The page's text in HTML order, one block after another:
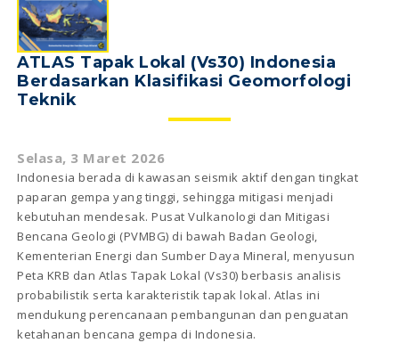
ATLAS Tapak Lokal (Vs30) Indonesia
Berdasarkan Klasifikasi Geomorfologi
Teknik
Selasa, 3 Maret 2026
Indonesia berada di kawasan seismik aktif dengan tingkat
paparan gempa yang tinggi, sehingga mitigasi menjadi
kebutuhan mendesak. Pusat Vulkanologi dan Mitigasi
Bencana Geologi (PVMBG) di bawah Badan Geologi,
Kementerian Energi dan Sumber Daya Mineral, menyusun
Peta KRB dan Atlas Tapak Lokal (Vs30) berbasis analisis
probabilistik serta karakteristik tapak lokal. Atlas ini
mendukung perencanaan pembangunan dan penguatan
ketahanan bencana gempa di Indonesia.